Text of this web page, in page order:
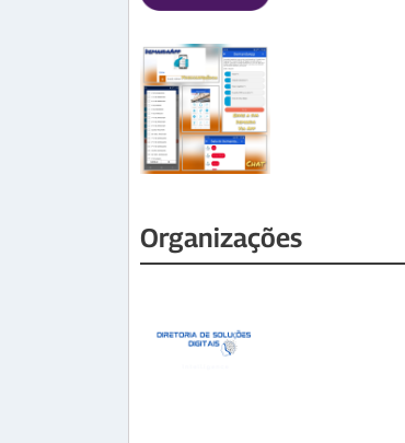
Organizações